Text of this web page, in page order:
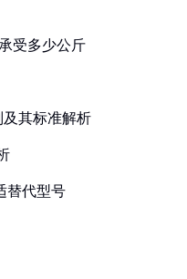
受多少公斤
及其标准解析
替代型号